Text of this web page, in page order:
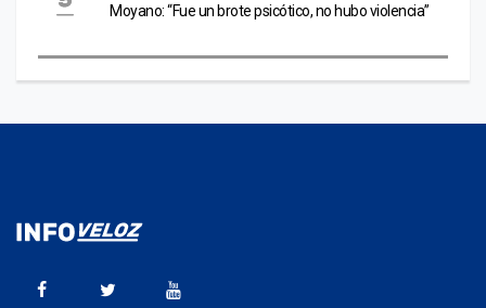
Moyano: “Fue un brote psicótico, no hubo violencia”